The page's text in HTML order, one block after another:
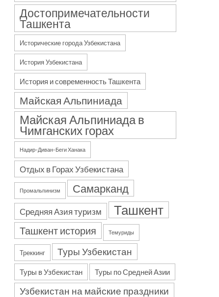
Достопримечательности
Ташкента
Исторические города Узбекистана
История Узбекистана
История и современность Ташкента
Майская Альпиниада
Майская Альпиниада в
Чимганских горах
Надир–Диван–Беги Ханака
Отдых в Горах Узбекистана
Промальпинизм Самарканд
Средняя Азия туризм Ташкент
Ташкент история Темуриды
Треккинг Туры Узбекистан
Туры в Узбекистан Туры по Средней Азии
Узбекистан на майские праздники